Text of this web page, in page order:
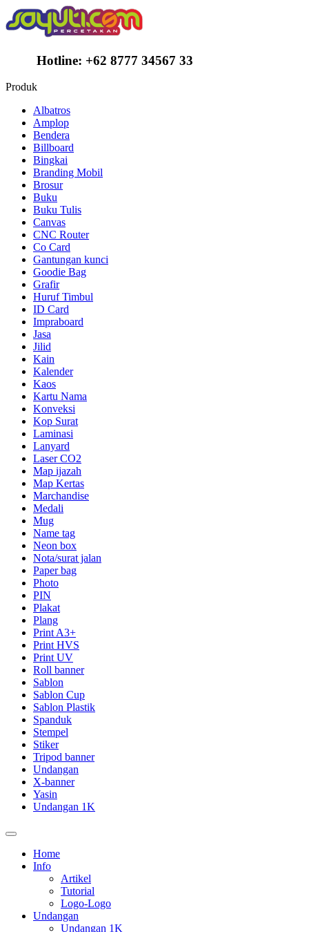
Hotline: +62 8777 34567 33
Produk
Albatros
Amplop
Bendera
Billboard
Bingkai
Branding Mobil
Brosur
Buku
Buku Tulis
Canvas
CNC Router
Co Card
Gantungan kunci
Goodie Bag
Grafir
Huruf Timbul
ID Card
Impraboard
Jasa
Jilid
Kain
Kalender
Kaos
Kartu Nama
Konveksi
Kop Surat
Laminasi
Lanyard
Laser CO2
Map ijazah
Map Kertas
Marchandise
Medali
Mug
Name tag
Neon box
Nota/surat jalan
Paper bag
Photo
PIN
Plakat
Plang
Print A3+
Print HVS
Print UV
Roll banner
Sablon
Sablon Cup
Sablon Plastik
Spanduk
Stempel
Stiker
Tripod banner
Undangan
X-banner
Yasin
Undangan 1K
Home
Info
Artikel
Tutorial
Logo-Logo
Undangan
Undangan 1K